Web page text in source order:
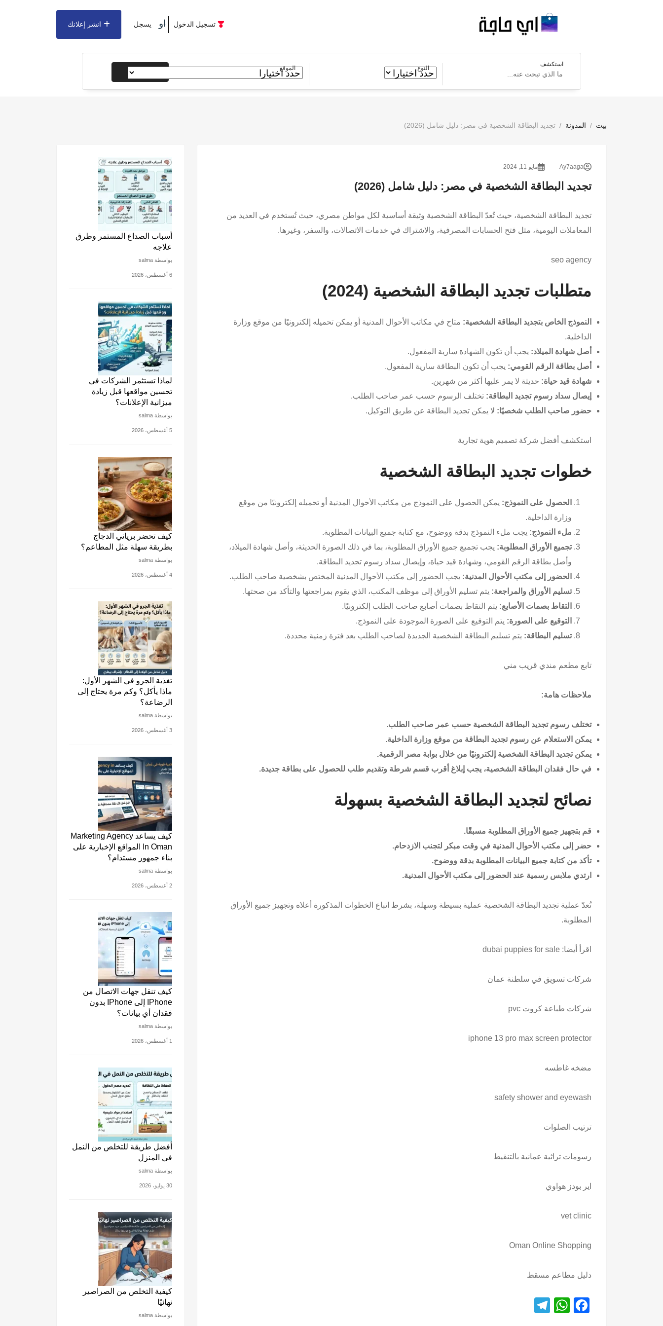
استكشف
النوع الموقع
يبحث
تسجيل الدخول او يسجل انشر إعلانك
بيت المدونة تجديد البطاقة الشخصية في مصر: دليل شامل (2026)
Ay7aaga مايو 11, 2024
تجديد البطاقة الشخصية في مصر: دليل شامل (2026)
تجديد البطاقة الشخصية، حيث تُعدّ البطاقة الشخصية وثيقة أساسية لكل مواطن مصري، حيث تُستخدم في العديد من
المعاملات اليومية، مثل فتح الحسابات المصرفية، والاشتراك في خدمات الاتصالات، والسفر، وغيرها.
seo agency
متطلبات تجديد البطاقة الشخصية (2024)
النموذج الخاص بتجديد البطاقة الشخصية: متاح في مكاتب الأحوال المدنية أو يمكن تحميله إلكترونيًا من موقع وزارة
الداخلية.
أصل شهادة الميلاد: يجب أن تكون الشهادة سارية المفعول.
أصل بطاقة الرقم القومي: يجب أن تكون البطاقة سارية المفعول.
شهادة قيد حياة: حديثة لا يمر عليها أكثر من شهرين.
إيصال سداد رسوم تجديد البطاقة: تختلف الرسوم حسب عمر صاحب الطلب.
حضور صاحب الطلب شخصيًا: لا يمكن تجديد البطاقة عن طريق التوكيل.
استكشف أفضل شركة تصميم هوية تجارية
خطوات تجديد البطاقة الشخصية
الحصول على النموذج: يمكن الحصول على النموذج من مكاتب الأحوال المدنية أو تحميله إلكترونيًا من موقع
وزارة الداخلية.
ملء النموذج: يجب ملء النموذج بدقة ووضوح، مع كتابة جميع البيانات المطلوبة.
تجميع الأوراق المطلوبة: يجب تجميع جميع الأوراق المطلوبة، بما في ذلك الصورة الحديثة، وأصل شهادة الميلاد،
وأصل بطاقة الرقم القومي، وشهادة قيد حياة، وإيصال سداد رسوم تجديد البطاقة.
الحضور إلى مكتب الأحوال المدنية: يجب الحضور إلى مكتب الأحوال المدنية المختص بشخصية صاحب الطلب.
تسليم الأوراق والمراجعة: يتم تسليم الأوراق إلى موظف المكتب، الذي يقوم بمراجعتها والتأكد من صحتها.
التقاط بصمات الأصابع: يتم التقاط بصمات أصابع صاحب الطلب إلكترونيًا.
التوقيع على الصورة: يتم التوقيع على الصورة الموجودة على النموذج.
تسليم البطاقة: يتم تسليم البطاقة الشخصية الجديدة لصاحب الطلب بعد فترة زمنية محددة.
تابع مطعم مندي قريب مني
ملاحظات هامة:
تختلف رسوم تجديد البطاقة الشخصية حسب عمر صاحب الطلب.
يمكن الاستعلام عن رسوم تجديد البطاقة من موقع وزارة الداخلية.
يمكن تجديد البطاقة الشخصية إلكترونيًا من خلال بوابة مصر الرقمية.
في حال فقدان البطاقة الشخصية، يجب إبلاغ أقرب قسم شرطة وتقديم طلب للحصول على بطاقة جديدة.
نصائح لتجديد البطاقة الشخصية بسهولة
قم بتجهيز جميع الأوراق المطلوبة مسبقًا.
حضر إلى مكتب الأحوال المدنية في وقت مبكر لتجنب الازدحام.
تأكد من كتابة جميع البيانات المطلوبة بدقة ووضوح.
ارتدي ملابس رسمية عند الحضور إلى مكتب الأحوال المدنية.
تُعدّ عملية تجديد البطاقة الشخصية عملية بسيطة وسهلة، بشرط اتباع الخطوات المذكورة أعلاه وتجهيز جميع الأوراق
المطلوبة.
اقرأ أيضا: dubai puppies for sale
شركات تسويق في سلطنة عمان
شركات طباعة كروت pvc
iphone 13 pro max screen protector
مضخه غاطسه
safety shower and eyewash
ترتيب الصلوات
رسومات تراثية عمانية بالتنقيط
اير بودز هواوي
vet clinic
Oman Online Shopping
دليل مطاعم مسقط
F
W
أسباب الصداع المستمر وطرق
علاجه
بواسطة salma
6 أغسطس، 2026
لماذا تستثمر الشركات في
تحسين مواقعها قبل زيادة
ميزانية الإعلانات؟
بواسطة salma
5 أغسطس، 2026
كيف تحضر برياني الدجاج
بطريقة سهلة مثل المطاعم؟
بواسطة salma
4 أغسطس، 2026
تغذية الجرو في الشهر الأول:
ماذا يأكل؟ وكم مرة يحتاج إلى
الرضاعة؟
بواسطة salma
3 أغسطس، 2026
كيف يساعد Marketing Agency
In Oman المواقع الإخبارية على
بناء جمهور مستدام؟
بواسطة salma
2 أغسطس، 2026
كيف تنقل جهات الاتصال من
IPhone إلى IPhone بدون
فقدان أي بيانات؟
بواسطة salma
1 أغسطس، 2026
أفضل طريقة للتخلص من النمل
في المنزل
بواسطة salma
30 يوليو، 2026
كيفية التخلص من الصراصير
نهائيًا
بواسطة salma